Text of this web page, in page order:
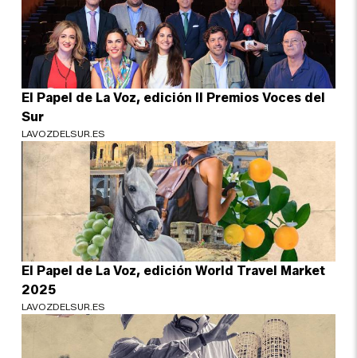
El Papel de La Voz, edición II Premios Voces del
Sur
LAVOZDELSUR.ES
El Papel de La Voz, edición World Travel Market
2025
LAVOZDELSUR.ES